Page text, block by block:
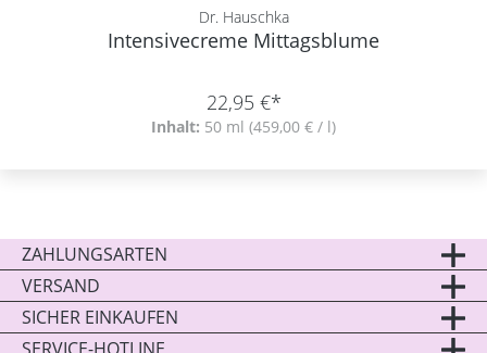
Dr. Hauschka
Intensivecreme Mittagsblume
22,95 €*
Inhalt: 50 ml (459,00 € / l)
ZAHLUNGSARTEN
VERSAND
SICHER EINKAUFEN